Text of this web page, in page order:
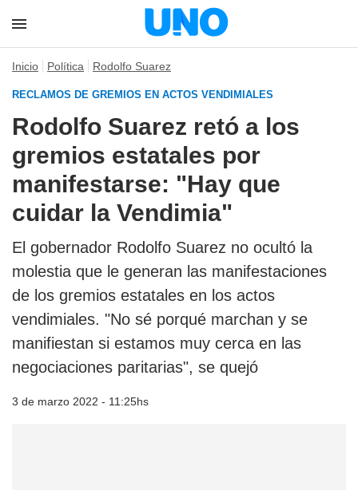
Inicio Política Rodolfo Suarez
RECLAMOS DE GREMIOS EN ACTOS VENDIMIALES
Rodolfo Suarez retó a los
gremios estatales por
manifestarse: "Hay que
cuidar la Vendimia"
El gobernador Rodolfo Suarez no ocultó la
molestia que le generan las manifestaciones
de los gremios estatales en los actos
vendimiales. "No sé porqué marchan y se
manifiestan si estamos muy cerca en las
negociaciones paritarias", se quejó
3 de marzo 2022 - 11:25hs